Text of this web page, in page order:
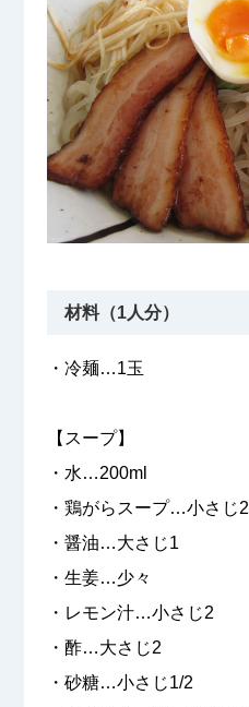
材料（1人分）
・冷麺…1玉
【スープ】
・水…200ml
・鶏がらスープ…小さじ2
・醤油…大さじ1
・生姜…少々
・レモン汁…小さじ2
・酢…大さじ2
・砂糖…小さじ1/2